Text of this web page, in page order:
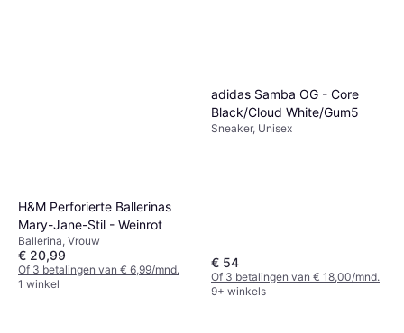
H&M Perforierte Ballerinas
Mary-Jane-Stil - Weinrot
Ballerina, Vrouw
€ 20,99
Of 3 betalingen van € 6,99/mnd.
1 winkel
adidas Samba OG - Core
Black/Cloud White/Gum5
Sneaker, Unisex
€ 54
Of 3 betalingen van € 18,00/mnd.
9+ winkels